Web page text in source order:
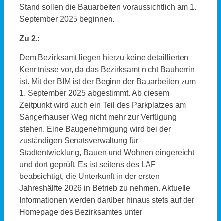
Stand sollen die Bauarbeiten voraussichtlich am 1.
September 2025 beginnen.
Zu 2.:
Dem Bezirksamt liegen hierzu keine detaillierten
Kenntnisse vor, da das Bezirksamt nicht Bauherrin
ist. Mit der BIM ist der Beginn der Bauarbeiten zum
1. September 2025 abgestimmt. Ab diesem
Zeitpunkt wird auch ein Teil des Parkplatzes am
Sangerhauser Weg nicht mehr zur Verfügung
stehen. Eine Baugenehmigung wird bei der
zuständigen Senatsverwaltung für
Stadtentwicklung, Bauen und Wohnen eingereicht
und dort geprüft. Es ist seitens des LAF
beabsichtigt, die Unterkunft in der ersten
Jahreshälfte 2026 in Betrieb zu nehmen. Aktuelle
Informationen werden darüber hinaus stets auf der
Homepage des Bezirksamtes unter